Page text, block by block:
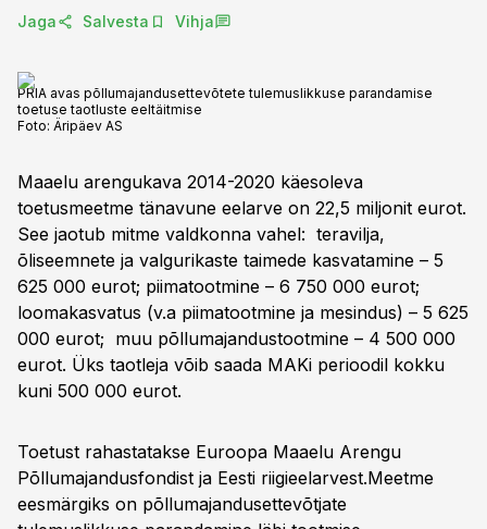
Jaga Salvesta Vihja
PRIA avas põllumajandusettevõtete tulemuslikkuse parandamise
toetuse taotluste eeltäitmise
Foto: Äripäev AS
Maaelu arengukava 2014-2020 käesoleva
toetusmeetme tänavune eelarve on 22,5 miljonit eurot.
See jaotub mitme valdkonna vahel: teravilja,
õliseemnete ja valgurikaste taimede kasvatamine – 5
625 000 eurot; piimatootmine – 6 750 000 eurot;
loomakasvatus (v.a piimatootmine ja mesindus) – 5 625
000 eurot; muu põllumajandustootmine – 4 500 000
eurot. Üks taotleja võib saada MAKi perioodil kokku
kuni 500 000 eurot.
Toetust rahastatakse Euroopa Maaelu Arengu
Põllumajandusfondist ja Eesti riigieelarvest.Meetme
eesmärgiks on põllumajandusettevõtjate